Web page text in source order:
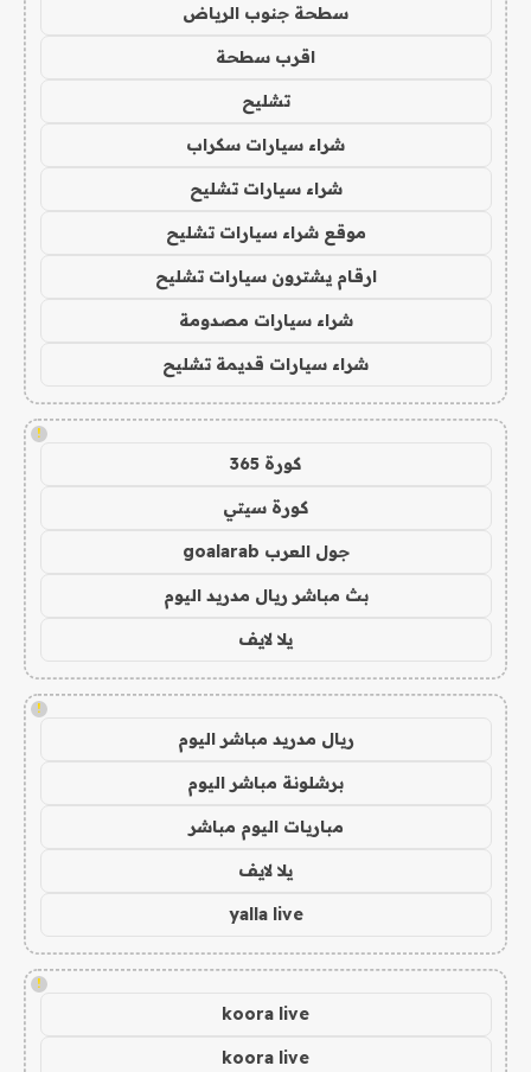
سطحة جنوب الرياض
اقرب سطحة
تشليح
شراء سيارات سكراب
شراء سيارات تشليح
موقع شراء سيارات تشليح
ارقام يشترون سيارات تشليح
شراء سيارات مصدومة
شراء سيارات قديمة تشليح
!
كورة 365
كورة سيتي
جول العرب goalarab
بث مباشر ريال مدريد اليوم
يلا لايف
!
ريال مدريد مباشر اليوم
برشلونة مباشر اليوم
مباريات اليوم مباشر
يلا لايف
yalla live
!
koora live
koora live